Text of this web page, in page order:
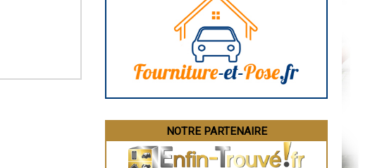
Brive-la-Gaillarde
Guéret
Besançon
Évreux
Chartres
NOTRE PARTENAIRE